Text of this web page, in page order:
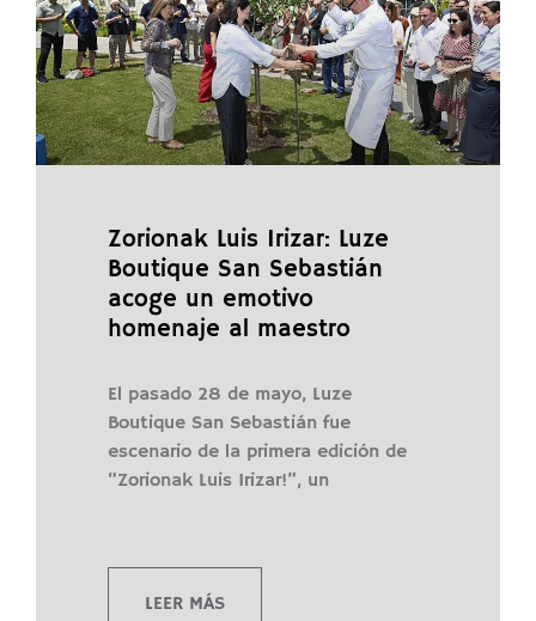
Zorionak Luis Irizar: Luze
Boutique San Sebastián
acoge un emotivo
homenaje al maestro
El pasado 28 de mayo, Luze
Boutique San Sebastián fue
escenario de la primera edición de
“Zorionak Luis Irizar!”, un
LEER MÁS